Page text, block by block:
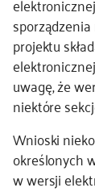
projektu
uwagę, że
niektóre
Wnioski
określonych
w wersji